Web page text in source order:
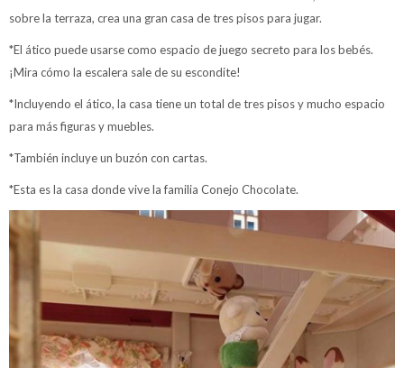
sobre la terraza, crea una gran casa de tres pisos para jugar.
*El ático puede usarse como espacio de juego secreto para los bebés.
¡Mira cómo la escalera sale de su escondite!
*Incluyendo el ático, la casa tiene un total de tres pisos y mucho espacio
para más figuras y muebles.
*También incluye un buzón con cartas.
*Esta es la casa donde vive la familia Conejo Chocolate.